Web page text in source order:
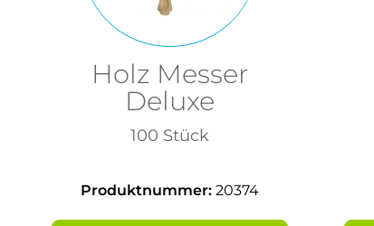
Holz Messer
Deluxe
100 Stück
Produktnummer: 20374